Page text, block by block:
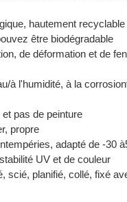
hautement recyclable
être biodégradable
de déformation et de
à l'humidité, à la corrosion
pas de peinture
propre
adapté de -30 à
UV et de couleur
scié, planifié, collé, fixé